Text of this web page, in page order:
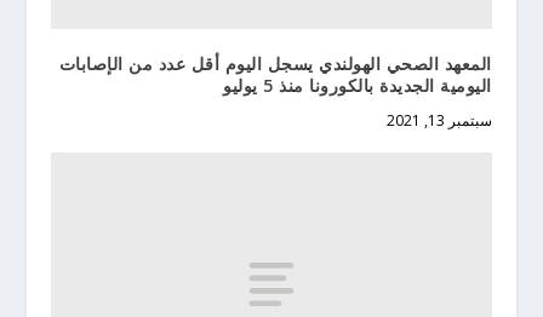
المعهد الصحي الهولندي يسجل اليوم أقل عدد من الإصابات
اليومية الجديدة بالكورونا منذ 5 يوليو
سبتمبر 13, 2021